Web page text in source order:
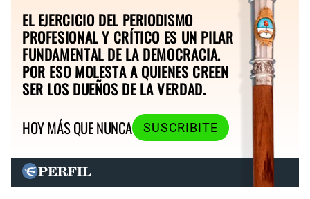
EL EJERCICIO DEL PERIODISMO
PROFESIONAL Y CRÍTICO ES UN PILAR
FUNDAMENTAL DE LA DEMOCRACIA.
POR ESO MOLESTA A QUIENES CREEN
SER LOS DUEÑOS DE LA VERDAD.
HOY MÁS QUE NUNCA
SUSCRIBITE